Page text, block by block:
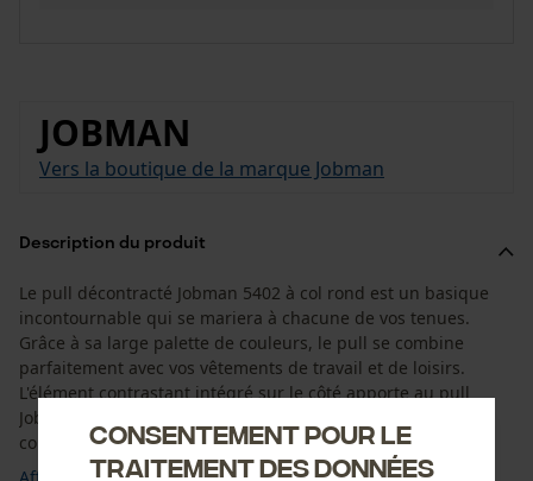
JOBMAN
Vers la boutique de la marque Jobman
Description du produit
Le pull décontracté Jobman 5402 à col rond est un basique
incontournable qui se mariera à chacune de vos tenues.
Grâce à sa large palette de couleurs, le pull se combine
parfaitement avec vos vêtements de travail et de loisirs.
L'élément contrastant intégré sur le côté apporte au pull
Jobman 5402 une touche moderne et sportive. Grâce à sa
coupe confortable, vous pouvez bouger ...
Consentement pour le
traitement des données